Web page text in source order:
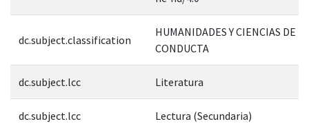
dc.subject.classification
HUMANIDADES Y CIENCIAS DE LA
CONDUCTA
dc.subject.lcc Literatura
dc.subject.lcc Lectura (Secundaria)